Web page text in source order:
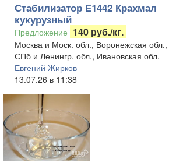
Стабилизатор Е1442 Крахмал
кукурузный
Предложение 140 руб./кг.
Москва и Моск. обл., Воронежская обл.,
СПб и Ленингр. обл., Ивановская обл.
Евгений Жирков
13.07.26 в 11:38